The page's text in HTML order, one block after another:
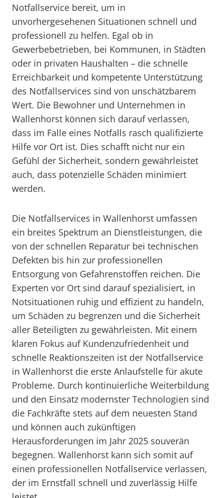
Notfallservice bereit, um in
unvorhergesehenen Situationen schnell und
professionell zu helfen. Egal ob in
Gewerbebetrieben, bei Kommunen, in Städten
oder in privaten Haushalten – die schnelle
Erreichbarkeit und kompetente Unterstützung
des Notfallservices sind von unschätzbarem
Wert. Die Bewohner und Unternehmen in
Wallenhorst können sich darauf verlassen,
dass im Falle eines Notfalls rasch qualifizierte
Hilfe vor Ort ist. Dies schafft nicht nur ein
Gefühl der Sicherheit, sondern gewährleistet
auch, dass potenzielle Schäden minimiert
werden.
Die Notfallservices in Wallenhorst umfassen
ein breites Spektrum an Dienstleistungen, die
von der schnellen Reparatur bei technischen
Defekten bis hin zur professionellen
Entsorgung von Gefahrenstoffen reichen. Die
Experten vor Ort sind darauf spezialisiert, in
Notsituationen ruhig und effizient zu handeln,
um Schäden zu begrenzen und die Sicherheit
aller Beteiligten zu gewährleisten. Mit einem
klaren Fokus auf Kundenzufriedenheit und
schnelle Reaktionszeiten ist der Notfallservice
in Wallenhorst die erste Anlaufstelle für akute
Probleme. Durch kontinuierliche Weiterbildung
und den Einsatz modernster Technologien sind
die Fachkräfte stets auf dem neuesten Stand
und können auch zukünftigen
Herausforderungen im Jahr 2025 souverän
begegnen. Wallenhorst kann sich somit auf
einen professionellen Notfallservice verlassen,
der im Ernstfall schnell und zuverlässig Hilfe